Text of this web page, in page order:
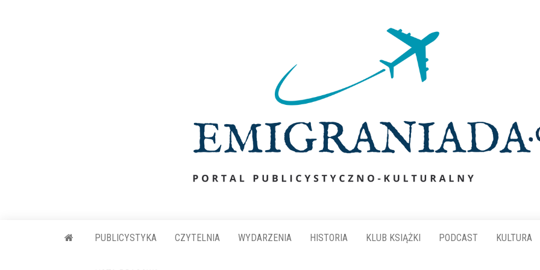
PUBLICYSTYKA CZYTELNIA WYDARZENIA HISTORIA KLUB KSIĄŻKI PODCAST KULTURA